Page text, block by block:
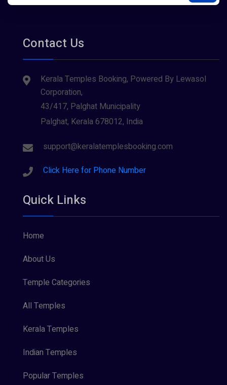
Contact Us
Kerala Temples Booking, Powered By Lewasol
Corporation,
43/417, Palghat Municipality
Palghat, Kerala 678012, India
support@keralatemplesbooking.com
Click Here for Phone Number
Quick Links
Home
About Us
Temple Categories
All Temples
Kerala Temples
Indian Temples
Popular Temples